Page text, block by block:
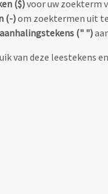
($)voor uw zoekterm
(-)om zoektermen uit
(" ")
van deze leestekens